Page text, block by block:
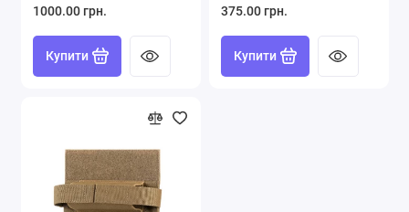
1000.00 грн.
Купити
375.00 грн.
Купити